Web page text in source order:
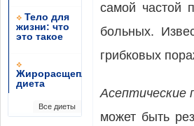
Тело для
жизни: что
это такое
Жирорасщепляющая
диета
Все диеты
самой частой
больных.
грибковых
Асептические
может быть